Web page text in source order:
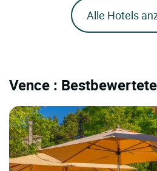
Alle Hotels
Vence :